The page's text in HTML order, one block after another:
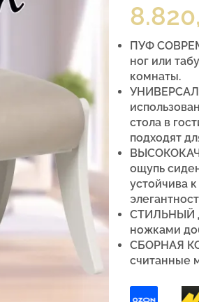
ПУФ
ног или
комнаты.
стола в
подходят
ощупь
устойчива
СТИЛЬНЫЙ
ножками
СБОРНАЯ
считанные